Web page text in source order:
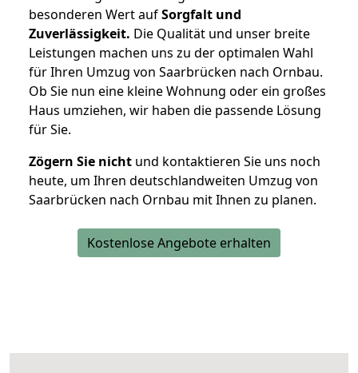
besonderen Wert aufSorgfalt und
Zuverlässigkeit. Die Qualität und unser breite
Leistungen machen uns zu der optimalen Wahl
für Ihren Umzug von Saarbrücken nach Ornbau.
Ob Sie nun eine kleine Wohnung oder ein großes
Haus umziehen, wir haben die passende Lösung
für Sie.
Zögern Sie nicht und kontaktieren Sie uns noch
heute, um Ihren deutschlandweiten Umzug von
Saarbrücken nach Ornbau mit Ihnen zu planen.
Kostenlose Angebote erhalten